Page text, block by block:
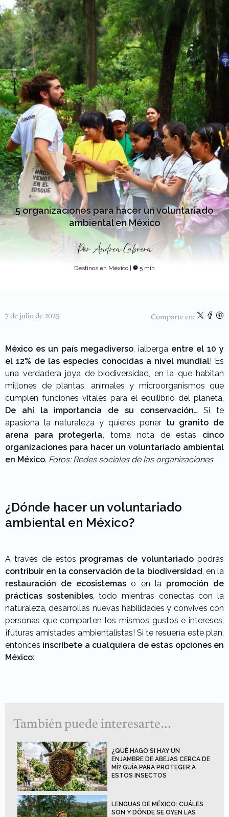
5 organizaciones para hacer un voluntariado
ambiental en México
Por Andrea Cabrera
Destinos en México 5 min
7 de julio de 2025 Comparte en:
México es un país megadiverso, ¡alberga entre el 10 y
el 12% de las especies conocidas a nivel mundial! Es
una verdadera joya de biodiversidad, en la que habitan
millones de plantas, animales y microorganismos que
cumplen funciones vitales para el equilibrio del planeta.
De ahí la importancia de su conservación…Si te
apasiona la naturaleza y quieres poner tu granito de
arena para protegerla, toma nota de estas cinco
organizaciones para hacer un voluntariado ambiental
en México. Fotos: Redes sociales de las organizaciones
¿Dónde hacer un voluntariado
ambiental en México?
A través de estos programas de voluntariadopodrás
contribuir en la conservación de la biodiversidad, en la
restauración de ecosistemas o en la promoción de
prácticas sostenibles, todo mientras conectas con la
naturaleza, desarrollas nuevas habilidades y convives con
personas que comparten los mismos gustos e intereses,
¡futuras amistades ambientalistas! Si te resuena este plan,
entonces inscríbete a cualquiera de estas opciones en
México:
También puede interesarte...
¿QUÉ HAGO SI HAY UN
ENJAMBRE DE ABEJAS CERCA DE
MÍ? GUÍA PARA PROTEGER A
ESTOS INSECTOS
LENGUAS DE MÉXICO: CUÁLES
SON Y DÓNDE SE OYEN LAS